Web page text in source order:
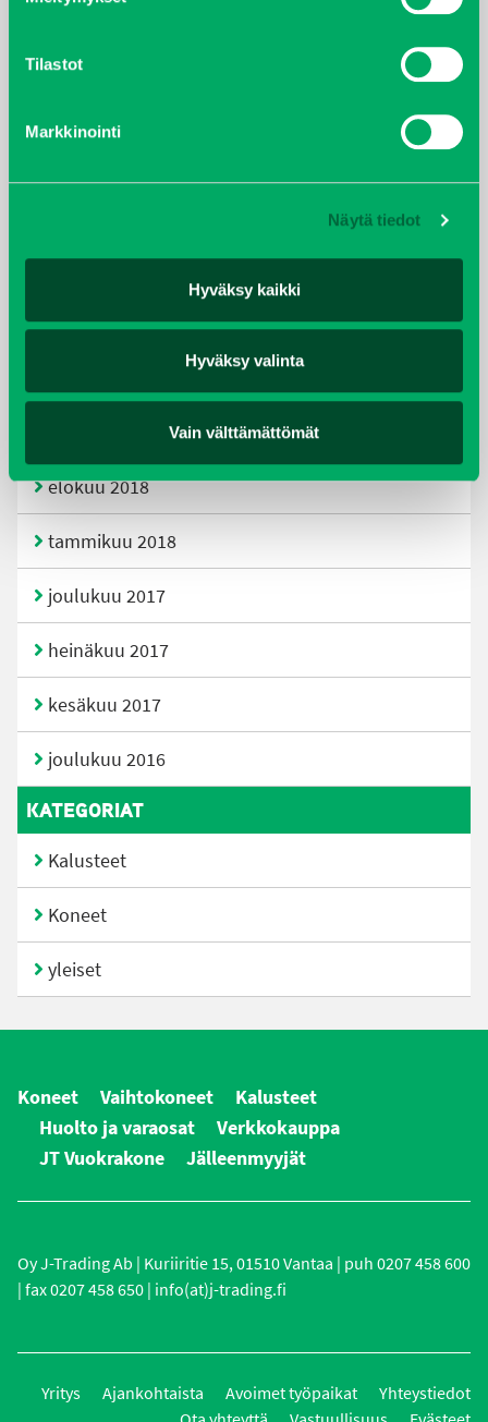
Tilastot
Markkinointi
Näytä tiedot
Hyväksy kaikki
Hyväksy valinta
Vain välttämättömät
joulukuu 2019
helmikuu 2019
elokuu 2018
tammikuu 2018
joulukuu 2017
heinäkuu 2017
kesäkuu 2017
joulukuu 2016
KATEGORIAT
Kalusteet
Koneet
yleiset
Koneet Vaihtokoneet
Kalusteet
Huolto ja varaosat
Verkkokauppa
JT Vuokrakone
Jälleenmyyjät
Oy J-Trading Ab | Kuriiritie 15, 01510 Vantaa | puh 0207 458 600
| fax 0207 458 650 | info(at)j-trading.fi
Yritys Ajankohtaista Avoimet työpaikat
Yhteystiedot